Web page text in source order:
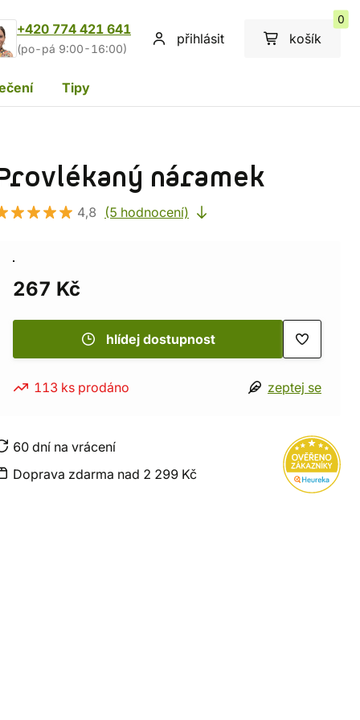
+420 774 421 641
(po-pá 9:00-16:00)
přihlásit košík
0
Tipy
náramek
4,8 (5 hodnocení)
267 Kč
hlídej dostupnost
113 ks prodáno zeptej se
60 dní na vrácení
Doprava zdarma nad 2 299 Kč